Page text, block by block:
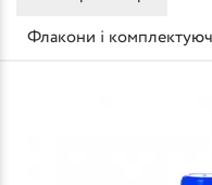
Флакони і